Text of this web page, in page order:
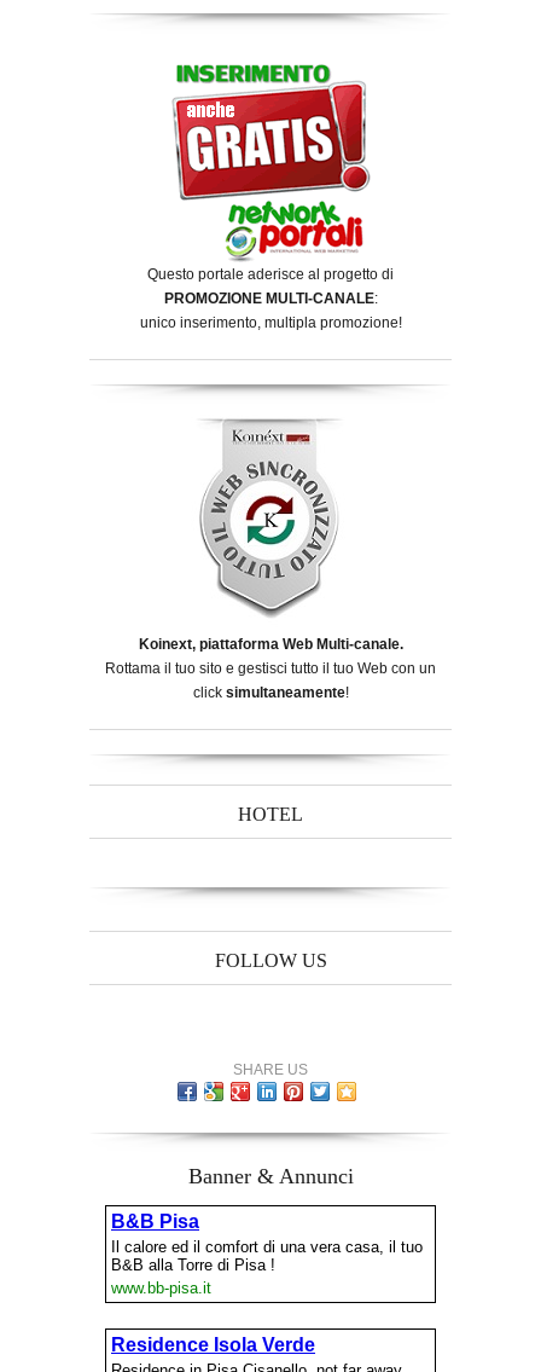
Questo portale aderisce al progetto di
PROMOZIONE MULTI-CANALE:
unico inserimento, multipla promozione!
Koinext, piattaforma Web Multi-canale.
Rottama il tuo sito e gestisci tutto il tuo Web con un
click simultaneamente!
HOTEL
FOLLOW US
SHARE US
Banner & Annunci